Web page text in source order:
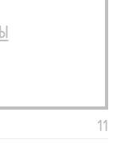
11